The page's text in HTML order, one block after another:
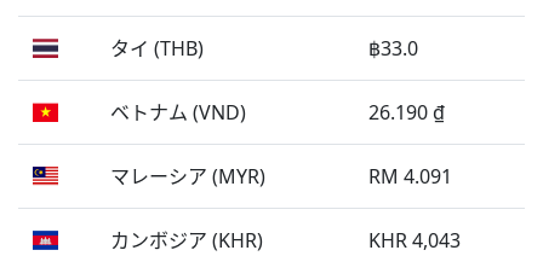
タイ (THB) ฿33.0
ベトナム (VND) 26.190 ₫
マレーシア (MYR) RM 4.091
カンボジア (KHR) KHR 4,043